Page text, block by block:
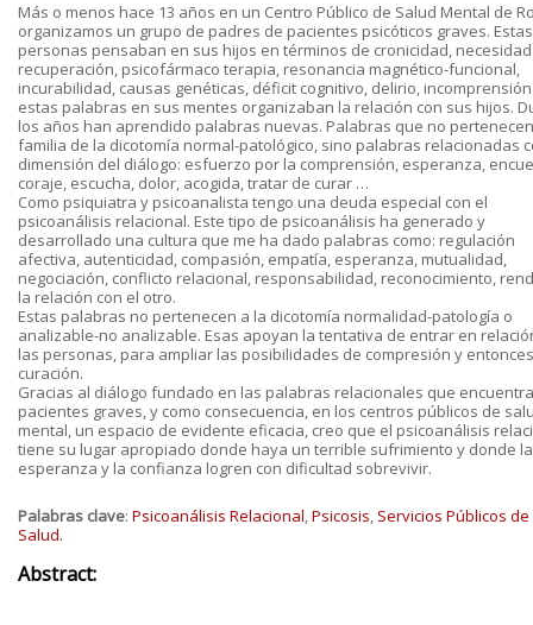
Más o menos hace 13 años en un Centro Público de Salud Mental de
organizamos un grupo de padres de pacientes psicóticos graves. Estas
personas pensaban en sus hijos en términos de cronicidad,
recuperación, psicofármaco terapia, resonancia magnético-funcional,
incurabilidad, causas genéticas, déficit cognitivo, delirio,
estas palabras en sus mentes organizaban la relación con sus hijos.
los años han aprendido palabras nuevas. Palabras que no
familia de la dicotomía normal-patológico, sino palabras relacionadas
dimensión del diálogo: esfuerzo por la comprensión, esperanza,
coraje, escucha, dolor, acogida, tratar de curar …
Como psiquiatra y psicoanalista tengo una deuda especial con el
psicoanálisis relacional. Este tipo de psicoanálisis ha generado y
desarrollado una cultura que me ha dado palabras como: regulación
afectiva, autenticidad, compasión, empatía, esperanza, mutualidad,
negociación, conflicto relacional, responsabilidad, reconocimiento,
la relación con el otro.
Estas palabras no pertenecen a la dicotomía normalidad-patología o
analizable-no analizable. Esas apoyan la tentativa de entrar en
las personas, para ampliar las posibilidades de compresión y
curación.
Gracias al diálogo fundado en las palabras relacionales que
pacientes graves, y como consecuencia, en los centros públicos de
mental, un espacio de evidente eficacia, creo que el psicoanálisis
tiene su lugar apropiado donde haya un terrible sufrimiento y donde la
esperanza y la confianza logren con dificultad sobrevivir.
Palabras clave: Psicoanálisis Relacional,Psicosis, Servicios Públicos de
Salud.
Abstract: